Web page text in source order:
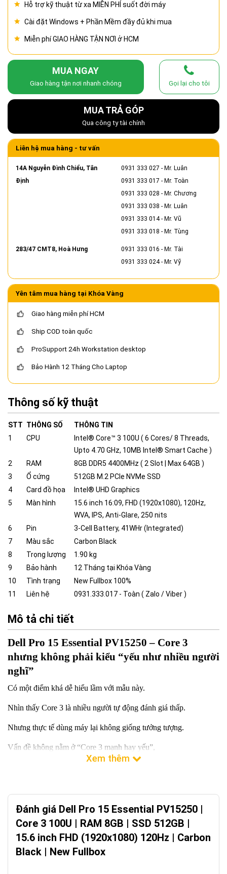
Hỗ trợ kỹ thuật từ xa MIỄN PHÍ suốt đời máy
Cài đặt Windows + Phần Mềm đầy đủ khi mua
Miễn phí GIAO HÀNG TẬN NƠI ở HCM
MUA NGAY
Giao hàng tận nơi nhanh chóng Gọi lại cho tôi
MUA TRẢ GÓP
Qua công ty tài chính
Liên hệ mua hàng - tư vấn
14A Nguyễn Đình Chiểu, Tân
Định
0931 333 027 - Mr. Luân
0931 333 017 - Mr. Toàn
0931 333 028 - Mr. Chương
0931 333 038 - Mr. Luân
0931 333 014- Mr. Vũ
0931 333 018 - Mr. Tùng
283/47 CMT8, Hoà Hưng 0931 333 016 - Mr. Tài
0931 333 024- Mr. Vỹ
Yên tâm mua hàng tại Khóa Vàng
Giao hàng miễn phí HCM
Ship COD toàn quốc
ProSupport 24h Workstation desktop
Bảo Hành 12 Tháng Cho Laptop
Thông số kỹ thuật
STT THÔNG SỐ
THÔNG TIN
1
CPU
Intel® Core™ 3 100U ( 6 Cores/ 8 Threads,
Upto 4.70 GHz, 10MB Intel® Smart Cache )
2
RAM
8GB DDR5 4400MHz ( 2 Slot | Max 64GB )
3
Ổ cứng
512GB M.2 PCIe NVMe SSD
4
Card đồ họa
Intel® UHD Graphics
5
Màn hình
15.6 inch 16:09, FHD (1920x1080), 120Hz,
WVA, IPS, Anti-Glare, 250 nits
6
Pin
3-Cell Battery, 41WHr (Integrated)
7
Màu sắc
Carbon Black
8
Trọng lượng
1.90 kg
9
Bảo hành
12 Tháng tại Khóa Vàng
10
Tình trạng
New Fullbox 100%
11
Liên hệ 0931.333.017 - Toàn ( Zalo / Viber )
Mô tả chi tiết
Dell Pro 15 Essential PV15250 – Core 3
nhưng không phải kiểu “yếu như nhiều người
nghĩ”
Có một điểm khá dễ hiểu lầm với mẫu này.
Nhìn thấy Core 3 là nhiều người tự động đánh giá thấp.
Nhưng thực tế dùng máy lại không giống tưởng tượng.
Vấn đề không nằm ở “Core 3 mạnh hay yếu”,
Excel
Chrome nhiều tab
Zalo – Teams – họp online
Phần mềm bán hàng – kế toán
Nếu đúng nhóm này thì con máy này lại “đúng bài” hơn nhiều
Đánh giá Dell Pro 15 Essential PV15250 |
Core 3 100U | RAM 8GB | SSD 512GB |
15.6 inch FHD (1920x1080) 120Hz | Carbon
Black | New Fullbox